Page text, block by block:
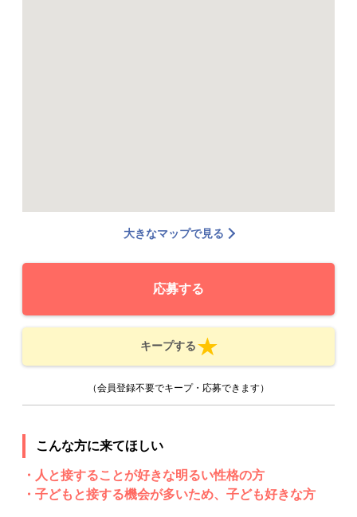
大きなマップで見る
応募する
キープする
（会員登録不要でキープ・応募できます）
こんな方に来てほしい
・人と接することが好きな明るい性格の方
・子どもと接する機会が多いため、子ども好きな方